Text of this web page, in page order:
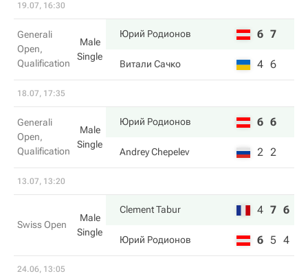
19.07, 16:30
Generali
Open,
Qualification
Male
Single
Юрий Родионов 6 7
Витали Сачко 4 6
18.07, 17:35
Generali
Open,
Qualification
Male
Single
Юрий Родионов 6 6
Andrey Chepelev 2 2
13.07, 13:20
Swiss Open
Male
Single
Clement Tabur 4 7 6
Юрий Родионов 6 5 4
24.06, 13:05